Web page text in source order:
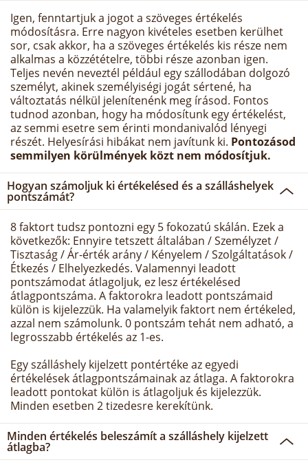
Igen, fenntartjuk a jogot a szöveges értékelés
módosításra. Erre nagyon kivételes esetben kerülhet
sor, csak akkor, ha a szöveges értékelés kis része nem
alkalmas a közzétételre, többi része azonban igen.
Teljes nevén neveztél például egy szállodában dolgozó
személyt, akinek személyiségi jogát sértené, ha
változtatás nélkül jelenítenénk meg írásod. Fontos
tudnod azonban, hogy ha módosítunk egy értékelést,
az semmi esetre sem érinti mondanivalód lényegi
részét. Helyesírási hibákat nem javítunk ki. Pontozásod
semmilyen körülmények közt nem módosítjuk.
Hogyan számoljuk ki értékelésed és a szálláshelyek
pontszámát?
8 faktort tudsz pontozni egy 5 fokozatú skálán. Ezek a
következők: Ennyire tetszett általában / Személyzet /
Tisztaság / Ár-érték arány / Kényelem / Szolgáltatások /
Étkezés / Elhelyezkedés. Valamennyi leadott
pontszámodat átlagoljuk, ez lesz értékelésed
átlagpontszáma. A faktorokra leadott pontszámaid
külön is kijelezzük. Ha valamelyik faktort nem értékeled,
azzal nem számolunk. 0 pontszám tehát nem adható, a
legrosszabb értékelés az 1-es.
Egy szálláshely kijelzett pontértéke az egyedi
értékelések átlagpontszámainak az átlaga. A faktorokra
leadott pontokat külön is átlagoljuk és kijelezzük.
Minden esetben 2 tizedesre kerekítünk.
Minden értékelés beleszámít a szálláshely kijelzett
átlagba?